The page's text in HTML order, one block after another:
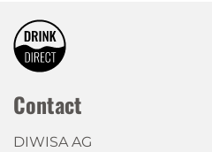
Contact
DIWISA AG